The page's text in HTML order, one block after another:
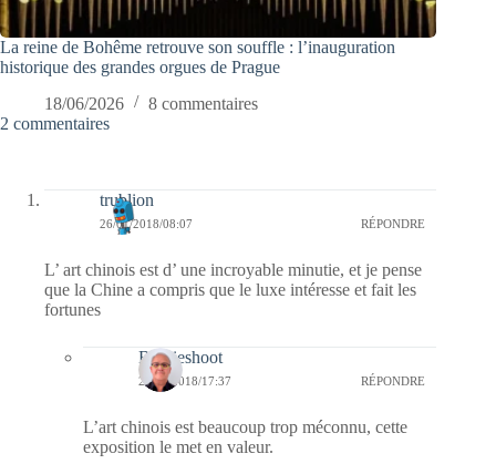
La reine de Bohême retrouve son souffle : l’inauguration
historique des grandes orgues de Prague
18/06/2026
8 commentaires
2 commentaires
trublion
26/01/2018/08:07 RÉPONDRE
L’ art chinois est d’ une incroyable minutie, et je pense
que la Chine a compris que le luxe intéresse et fait les
fortunes
Bernieshoot
26/01/2018/17:37 RÉPONDRE
L’art chinois est beaucoup trop méconnu, cette
exposition le met en valeur.